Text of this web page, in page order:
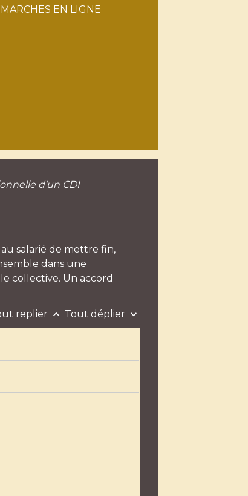
EN LIGNE
d'un CDI
salarié de mettre fin,
dans une
collective. Un accord
replier keyboard_arrow_up Tout déplier keyboard_arrow_down